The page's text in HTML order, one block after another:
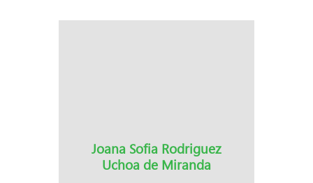
Joana Sofia Rodriguez
Uchoa de Miranda